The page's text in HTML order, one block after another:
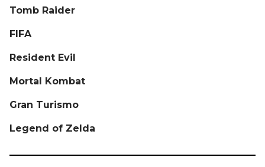
Tomb Raider
FIFA
Resident Evil
Mortal Kombat
Gran Turismo
Legend of Zelda